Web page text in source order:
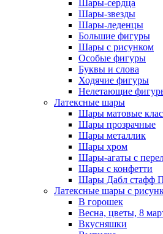
Шары-сердца
Шары-звезды
Шары-леденцы
Большие фигуры
Шары с рисунком
Особые фигуры
Буквы и слова
Ходячие фигуры
Нелетающие
Латексные шары
Шары матовые
Шары прозрачные
Шары металлик
Шары хром
Шары-агаты с
Шары с конфетти
Шары Дабл стафф
Латексные шары с
В горошек
Весна, цветы, 8
Вкусняшки